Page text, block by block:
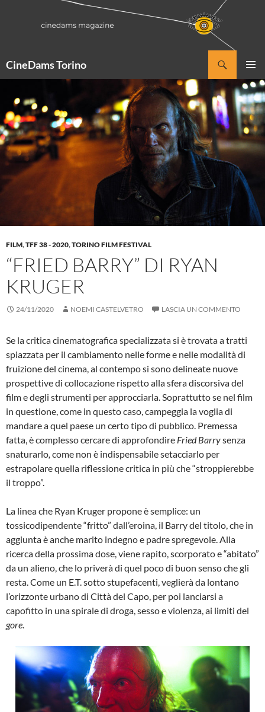
CineDams Torino
MENU
FILM,TFF 38 - 2020,TORINO FILM FESTIVAL
“FRIED BARRY” DI RYAN
KRUGER
24/11/2020 NOEMI CASTELVETRO LASCIA UN COMMENTO
Se la critica cinematografica specializzata si è trovata a tratti
spiazzata per il cambiamento nelle forme e nelle modalità di
fruizione del cinema, al contempo si sono delineate nuove
prospettive di collocazione rispetto alla sfera discorsiva del
film e degli strumenti per approcciarla. Soprattutto se nel film
in questione, come in questo caso, campeggia la voglia di
mandare a quel paese un certo tipo di pubblico. Premessa
fatta, è complesso cercare di approfondire Fried Barrysenza
snaturarlo, come non è indispensabile setacciarlo per
estrapolare quella riflessione critica in più che “stroppierebbe
il troppo”.
La linea che Ryan Kruger propone è semplice: un
tossicodipendente “fritto” dall’eroina, il Barry del titolo, che in
aggiunta è anche marito indegno e padre spregevole. Alla
ricerca della prossima dose, viene rapito, scorporato e “abitato”
da un alieno, che lo priverà di quel poco di buon senso che gli
resta. Come un E.T. sotto stupefacenti, veglierà da lontano
l’orizzonte urbano di Città del Capo, per poi lanciarsi a
capofitto in una spirale di droga, sesso e violenza, ai limiti del
gore.